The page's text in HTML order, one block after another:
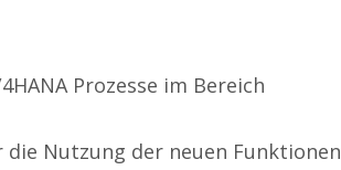
Prozesse im Bereich
Nutzung der neuen Funktionen